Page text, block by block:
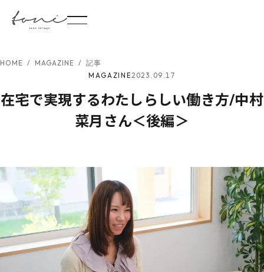
HOME / MAGAZINE / 記事
MAGAZINE2023.09.17
在宅で実現するわたしらしい働き方/中村
菜月さん＜後編＞